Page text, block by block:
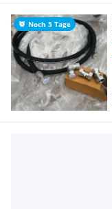
Noch 5 Tage